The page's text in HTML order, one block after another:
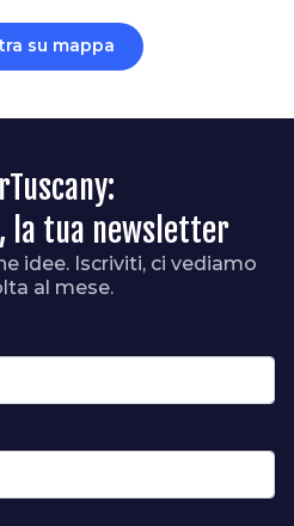
su mappa
la tua newsletter
idee. Iscriviti, ci vediamo
al mese.